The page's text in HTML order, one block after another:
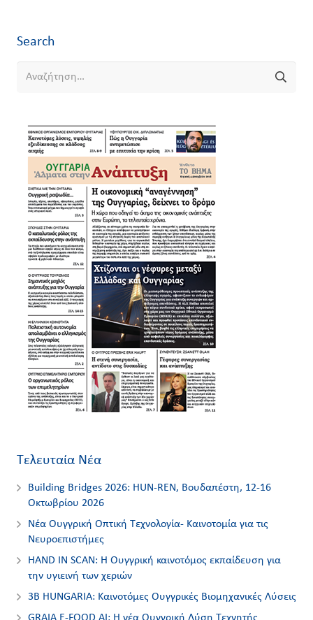
Search
Αναζήτηση
Τελευταία Νέα
Building Bridges 2026: HUN-REN, Βουδαπέστη, 12-16
Οκτωβρίου 2026
Νέα Ουγγρική Οπτική Τεχνολογία- Καινοτομία για τις
Nευροεπιστήμες
HAND IN SCAN: Η Ουγγρική καινοτόμος εκπαίδευση για
την υγιεινή των χεριών
3Β HUNGARIA: Καινοτόμες Ουγγρικές Βιομηχανικές Λύσεις
GRAIA E-FOOD AI: Η νέα Ουγγρική Λύση Τεχνητής